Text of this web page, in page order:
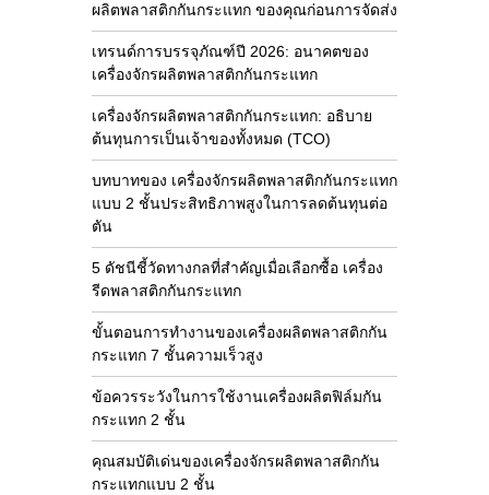
ผลิตพลาสติกกันกระแทก ของคุณก่อนการจัดส่ง
เทรนด์การบรรจุภัณฑ์ปี 2026: อนาคตของ
เครื่องจักรผลิตพลาสติกกันกระแทก
เครื่องจักรผลิตพลาสติกกันกระแทก: อธิบาย
ต้นทุนการเป็นเจ้าของทั้งหมด (TCO)
บทบาทของ เครื่องจักรผลิตพลาสติกกันกระแทก
แบบ 2 ชั้นประสิทธิภาพสูงในการลดต้นทุนต่อ
ตัน
5 ดัชนีชี้วัดทางกลที่สำคัญเมื่อเลือกซื้อ เครื่อง
รีดพลาสติกกันกระแทก
ขั้นตอนการทำงานของเครื่องผลิตพลาสติกกัน
กระแทก 7 ชั้นความเร็วสูง
ข้อควรระวังในการใช้งานเครื่องผลิตฟิล์มกัน
กระแทก 2 ชั้น
คุณสมบัติเด่นของเครื่องจักรผลิตพลาสติกกัน
กระแทกแบบ 2 ชั้น